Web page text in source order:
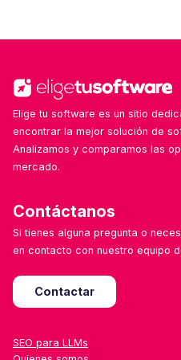
herramientas
Elige tu software es un sitio
encontrar la mejor solución de
Analizamos y comparamos las
mercado.
Contáctanos
Si tienes alguna pregunta o
en contacto con nuestro equipo
Contactar
SEO para LLMs